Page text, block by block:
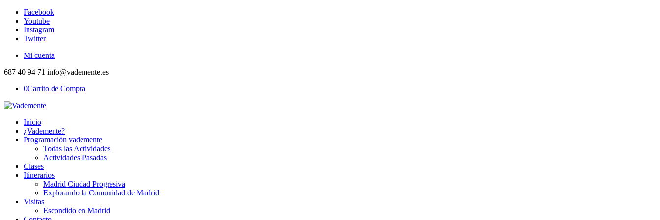
Facebook
Youtube
Instagram
Twitter
Mi cuenta
687 40 94 71 info@vademente.es
0Carrito de Compra
Inicio
¿Vademente?
Programación vademente
Todas las Actividades
Actividades Pasadas
Clases
Itinerarios
Madrid Ciudad Progresiva
Explorando la Comunidad de Madrid
Visitas
Escondido en Madrid